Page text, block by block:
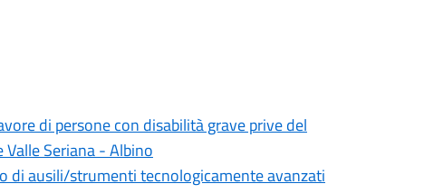
di persone con disabilità grave prive del
Seriana - Albino
di ausili/strumenti tecnologicamente avanzati